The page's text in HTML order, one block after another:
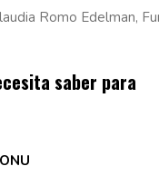
Romo Edelman,
saber para